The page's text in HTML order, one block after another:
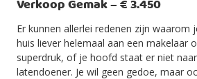
Verkoop Gemak – € 3.450
Er kunnen allerlei redenen zijn waarom
huis liever helemaal aan een makelaar
superdruk, of je hoofd staat er niet
latendoener. Je wil geen gedoe, maar